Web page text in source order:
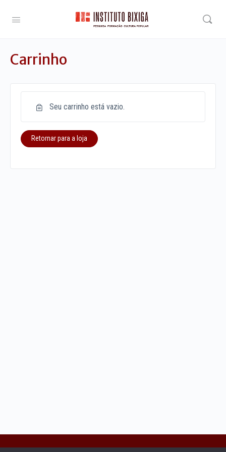
Carrinho
Seu carrinho está vazio.
Retornar para a loja